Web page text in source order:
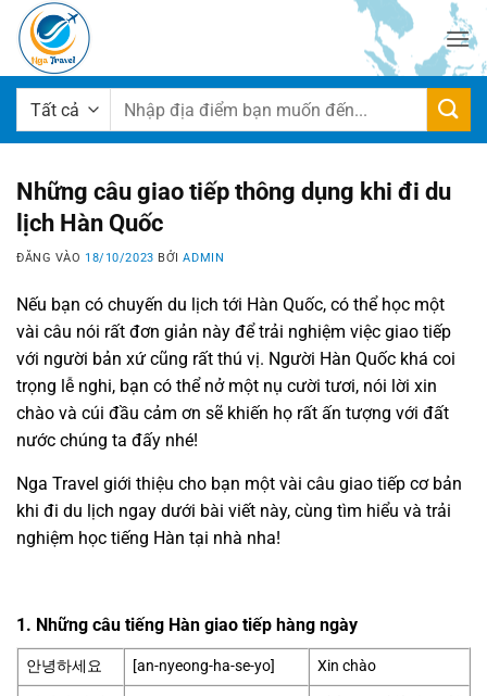
qua
dung
Tìm
Những câu giao tiếp thông dụng khi đi du
lịch Hàn Quốc
ĐĂNG VÀO 18/10/2023 BỞIADMIN
Nếu bạn có chuyến du lịch tới Hàn Quốc, có thể học một
vài câu nói rất đơn giản này để trải nghiệm việc giao tiếp
với người bản xứ cũng rất thú vị. Người Hàn Quốc khá coi
trọng lễ nghi, bạn có thể nở một nụ cười tươi, nói lời xin
chào và cúi đầu cảm ơn sẽ khiến họ rất ấn tượng với đất
nước chúng ta đấy nhé!
Nga Travel giới thiệu cho bạn một vài câu giao tiếp cơ bản
khi đi du lịch ngay dưới bài viết này, cùng tìm hiểu và trải
nghiệm học tiếng Hàn tại nhà nha!
1. Những câu tiếng Hàn giao tiếp hàng ngày
안녕하세요 [an-nyeong-ha-se-yo]
Xin chào